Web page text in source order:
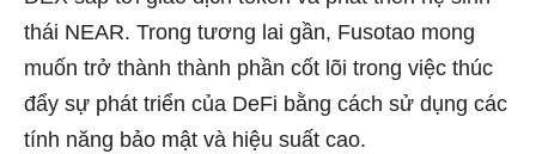
thái NEAR. Trong tương lai gần, Fusotao mong
muốn trở thành thành phần cốt lõi trong việc thúc
đẩy sự phát triển của DeFi bằng cách sử dụng các
tính năng bảo mật và hiệu suất cao.